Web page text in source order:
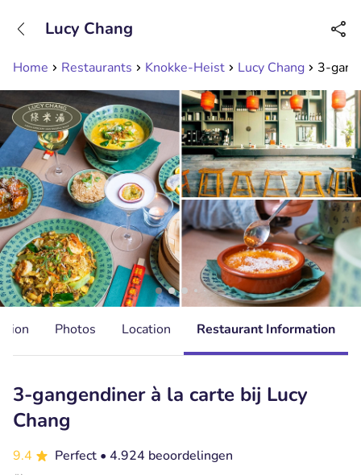
Available until 23:00
Home Restaurants Knokke-Heist Lucy Chang 3-
Lucy Chang
Photos Location Restaurant Information
3-gangendiner à la carte bij Lucy
Chang
9.4 Perfect • 4.924 beoordelingen